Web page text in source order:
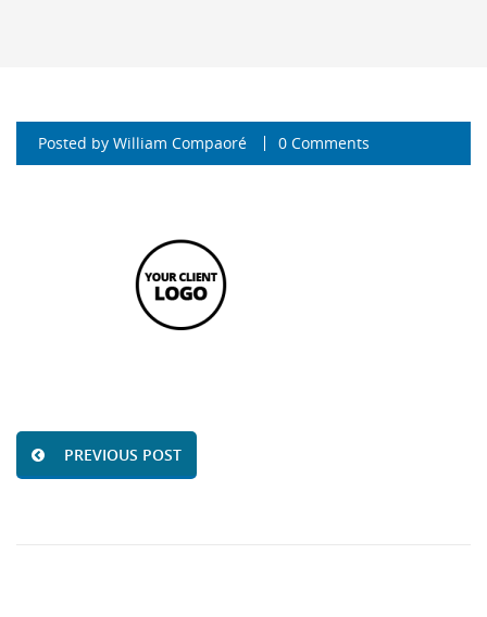
Posted by William Compaoré 0 Comments
PREVIOUS POST